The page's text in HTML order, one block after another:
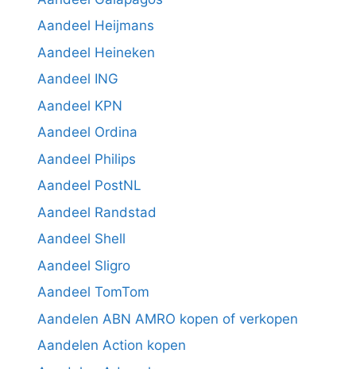
Aandeel Heijmans
Aandeel Heineken
Aandeel ING
Aandeel KPN
Aandeel Ordina
Aandeel Philips
Aandeel PostNL
Aandeel Randstad
Aandeel Shell
Aandeel Sligro
Aandeel TomTom
Aandelen ABN AMRO kopen of verkopen
Aandelen Action kopen